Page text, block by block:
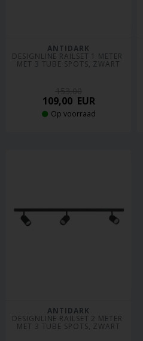
ANTIDARK
DESIGNLINE RAILSET 1 METER
MET 3 TUBE SPOTS, ZWART
109,00EUR
Op voorraad
ANTIDARK
DESIGNLINE RAILSET 2 METER
MET 3 TUBE SPOTS, ZWART